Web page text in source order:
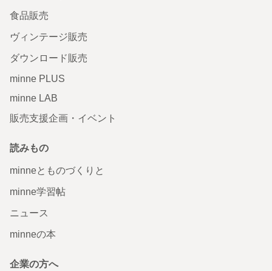
食品販売
ヴィンテージ販売
ダウンロード販売
minne PLUS
minne LAB
販売支援企画・イベント
読みもの
minneとものづくりと
minne学習帖
ニュース
minneの本
企業の方へ